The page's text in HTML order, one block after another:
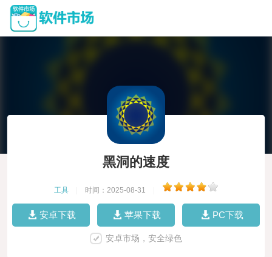
黑洞的速度
工具 时间：2025-08-31
安卓下载 苹果下载 PC下载
安卓市场，安全绿色